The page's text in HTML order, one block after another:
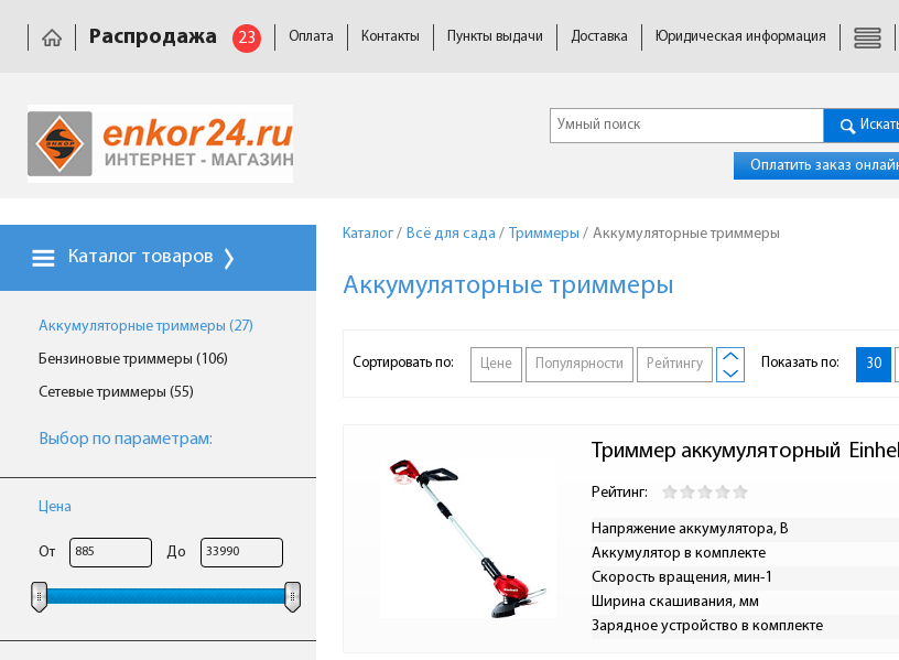
Распродажа 23 Оплата Контакты Пункты выдачи Доставка Юридическая информация
Оплатить заказ
Каталог товаров
Аккумуляторные триммеры (27)
Бензиновые триммеры (106)
Сетевые триммеры (55)
Выбор по параметрам:
Цена
От До
Каталог / Всё для сада / Триммеры / Аккумуляторные триммеры
Аккумуляторные триммеры
Сортировать по: Цене Популярности Рейтингу Показать по: 30
Триммер аккумуляторный
Рейтинг:
Напряжение аккумулятора, В
Аккумулятор в комплекте
Скорость вращения, мин-1
Ширина скашивания, мм
Зарядное устройство в комплекте